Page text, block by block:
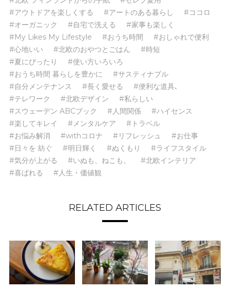
#アウトドアを楽しくする
#アートのある暮らし
#ココロ
#オーガニック
#自宅で洗える
#家事も楽しく
#My Likes My Lifestyle
#おうち時間
#おしゃれで便利
#心地いい
#北欧のおやつとごはん
#時短
#夏にぴったり
#使い方いろいろ
#おうち時間 暮らしを豊かに
#サスティナブル
#自分メンテナンス
#長く愛せる
#便利な道具､
#テレワーク
#北欧デザイン
#私らしい
#スウェーデン ABCブック
#人間関係
#ハイセンス
#楽してキレイ
#メンタルケア
#トラベル
#お悩み解消
#withコロナ #リフレッシュ
#お仕事
#日々を 紡ぐ
#明日輝く #ぬくもり
#ライフスタイル
#気分が上がる
#いぬも、ねこも。
#北欧インテリア
#喜ばれる
#人生・価値観
RELATED ARTICLES